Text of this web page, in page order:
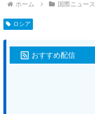
ホーム 国際ニュース
ロシア
おすすめ配信